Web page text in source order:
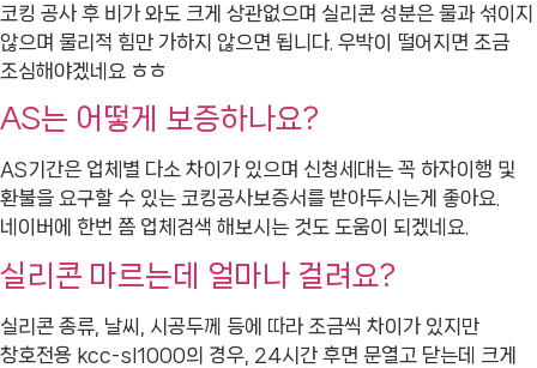
코킹 공사 후 비가 와도 크게 상관없으며 실리콘 성분은 물과 섞이지
않으며 물리적 힘만 가하지 않으면 됩니다. 우박이 떨어지면 조금
조심해야겠네요 ㅎㅎ
AS는 어떻게 보증하나요?
AS기간은 업체별 다소 차이가 있으며 신청세대는 꼭 하자이행 및
환불을 요구할 수 있는 코킹공사보증서를 받아두시는게 좋아요.
네이버에 한번 쯤 업체검색 해보시는 것도 도움이 되겠네요.
실리콘 마르는데 얼마나 걸려요?
실리콘 종류, 날씨, 시공두께 등에 따라 조금씩 차이가 있지만
창호전용 kcc-sl1000의 경우, 24시간 후면 문열고 닫는데 크게